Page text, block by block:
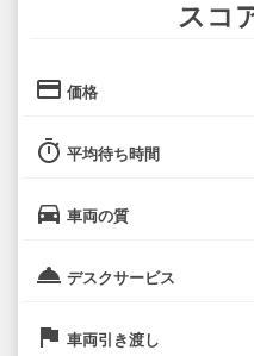
スコ
credit_card 価格
timer 平均待ち時間
directions_car 車両の質
room_service デスクサービス
flag 車両引き渡し